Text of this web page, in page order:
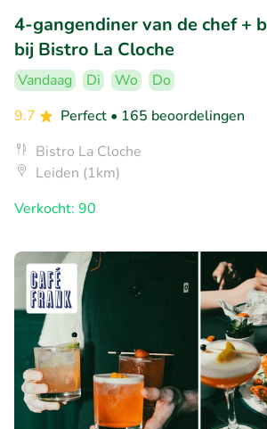
4-gangendiner van de chef +
bij Bistro La Cloche
Vandaag Di Wo
Do
9.7
Perfect • 165 beoordelingen
Bistro La Cloche
Leiden (1km)
Verkocht: 90